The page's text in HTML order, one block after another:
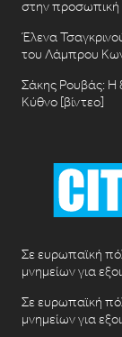
στην προσωπική
Έλενα
του Λάμπρου
Σάκης Ρουβάς: Η
Κύθνο [βίντεο]
Σε ευρωπαϊκή
μνημείων για
Σε ευρωπαϊκή
μνημείων για